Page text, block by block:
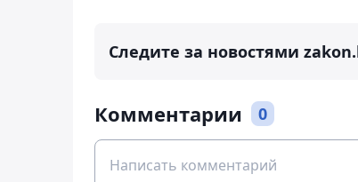
Следите за новостями
Комментарии 0